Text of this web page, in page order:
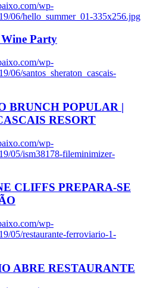
wp-
06/hello_summer_01-335x256.jpg
Party
wp-
06/santos_sheraton_cascais-
BRUNCH POPULAR |
RESORT
wp-
05/ism38178-fileminimizer-
CLIFFS PREPARA-SE
wp-
05/restaurante-ferroviario-1-
ABRE RESTAURANTE